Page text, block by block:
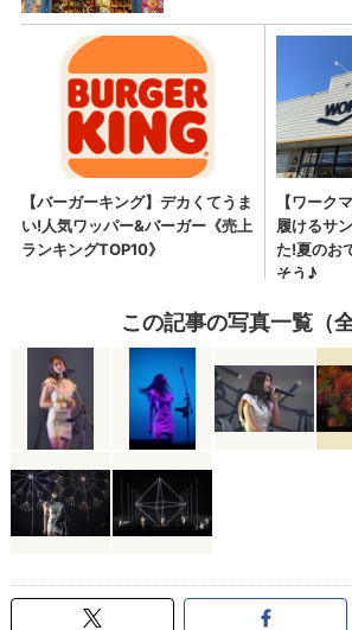
この記事の写真一覧（全